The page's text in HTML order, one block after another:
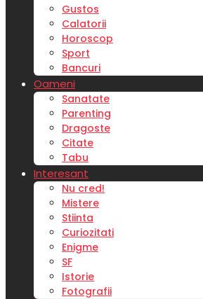
Gustos
Calatorii
Horoscop
Sport
Bancuri
Oameni
Sanatate
Parenting
Dragoste
Citate
Tabu
Interesant
Nu cred!
Mistere
Stiinta
Curiozitati
Enigme
SF
Istorie
Fotografii